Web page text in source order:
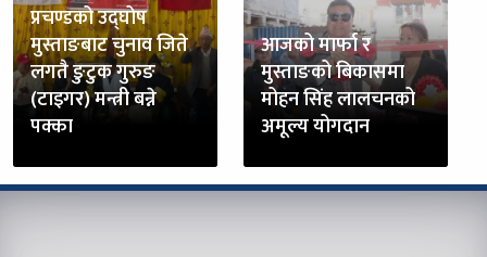
प्रचण्डको उद्घोष
मुस्ताङबाट चुनाव जिते
लगतै ङुटुक गुरुङ
(टाइगर) मन्त्री बन्ने
पक्का
आजको मार्फा र
मुस्ताङको बिकासमा
मोहन सिंह लालचनको
अमूल्य योगदान